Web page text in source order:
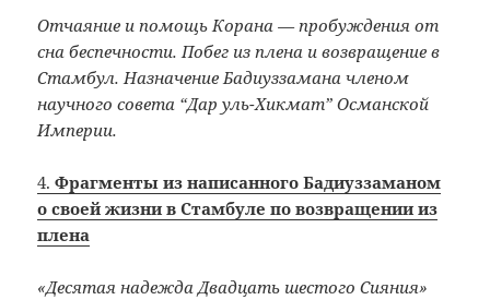
Отчаяние и помощь Корана — пробуждения от
сна беспечности. Побег из плена и возвращение в
Стамбул. Назначение Бадиуззамана членом
научного совета “Дар уль-Хикмат” Османской
Империи.
4.Фрагменты из написанного Бадиуззаманом
о своей жизни в Стамбуле по возвращении из
плена
«Десятая надежда Двадцать шестого Сияния»